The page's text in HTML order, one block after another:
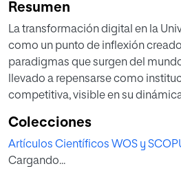
Resumen
La transformación digital en la
como un punto de inflexión
paradigmas que surgen del
llevado a repensarse como
competitiva, visible en su
vigencia en el desarrollo
constate cambio, atendiendo así
entorno social del que forma parte.
Colecciones
Artículos Científicos WOS y
Cargando...